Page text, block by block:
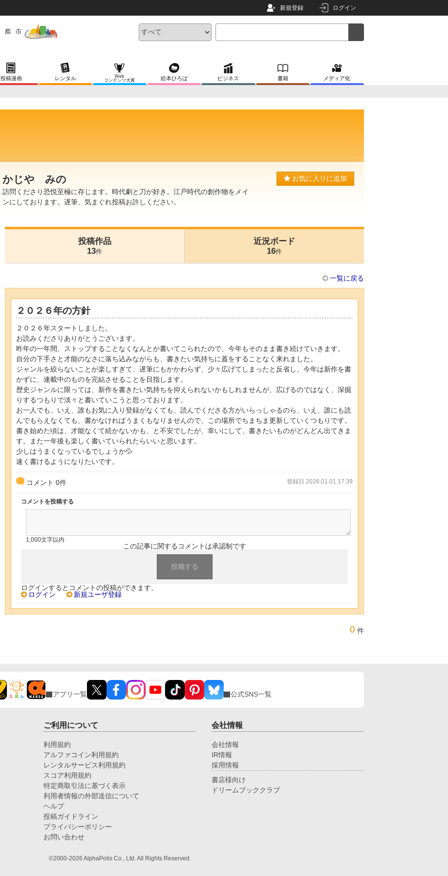
新規登録 ログイン
投稿漫画 レンタル
Web
コンテンツ大賞
絵本ひろば ビジネス 書籍 メディア化
かじや みの
訪問くださり恐悦至極に存じます。時代劇と刀が好き。江戸時代の創作物をメイ
ンにしております。遅筆、気まぐれ投稿お許しください。
お気に入りに追加
投稿作品
13件
近況ボード
16件
一覧に戻る
２０２６年の方針
２０２６年スタートしました。
お読みくださりありがとうございます。
昨年の一年間、ストップすることなくなんとか書いてこられたので、今年もそのまま書き続けていきます。
自分の下手さと才能のなさに落ち込みながらも、書きたい気持ちに蓋をすることなく来れました。
ジャンルを絞らないことが楽しすぎて、遅筆にもかかわらず、少々広げてしまったと反省し、今年は新作を書
かずに、連載中のものを完結させることを目指します。
歴史ジャンルに限っては、新作を書きたい気持ちを抑えられないかもしれませんが、広げるのではなく、深掘
りするつもりで淡々と書いていこうと思っております。
お一人でも、いえ、誰もお気に入り登録がなくても、読んでくださる方がいらっしゃるのら、いえ、誰にも読
んでもらえなくても、書かなければうまくもなりませんので、この場所でちまちま更新していくつもりです。
書き始めた頃は、才能なくて続かないかも、と不安でしたが、幸いにして、書きたいものがどんどん出てきま
す。また一年後も楽しく書いていられたらいいと思います。
少しはうまくなっているでしょうか💦
速く書けるようになりたいです。
コメント 0件 登録日 2026.01.01 17:39
コメントを投稿する
1,000文字以内
この記事に関するコメントは承認制です
ログインするとコメントの投稿ができます。
ログイン
新規ユーザ登録
0 件
アプリ一覧 公式SNS一覧
ご利用について
利用規約
アルファコイン利用規約
レンタルサービス利用規約
スコア利用規約
特定商取引法に基づく表示
利用者情報の外部送信について
ヘルプ
投稿ガイドライン
プライバシーポリシー
お問い合わせ
会社情報
会社情報
IR情報
採用情報
書店様向け
ドリームブッククラブ
©2000-2026 AlphaPolis Co., Ltd. All Rights Reserved.